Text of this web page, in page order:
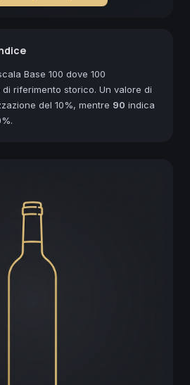
Base 100 dove 100
riferimento storico. Un valore di
del 10%, mentre 90 indica